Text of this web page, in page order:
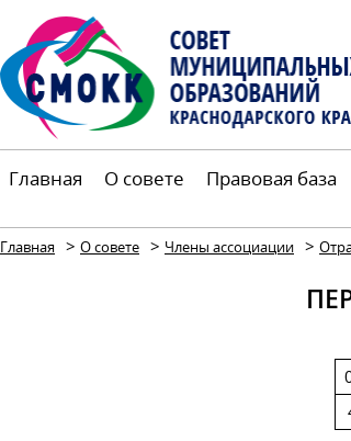
Главная О совете Правовая база
Главная > О совете > Члены ассоциации >